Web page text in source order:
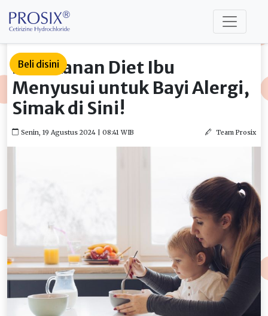
Beli disini
5 Makanan Diet Ibu
Menyusui untuk Bayi Alergi,
Simak di Sini!
Senin, 19 Agustus 2024 | 08:41 WIB Team Prosix